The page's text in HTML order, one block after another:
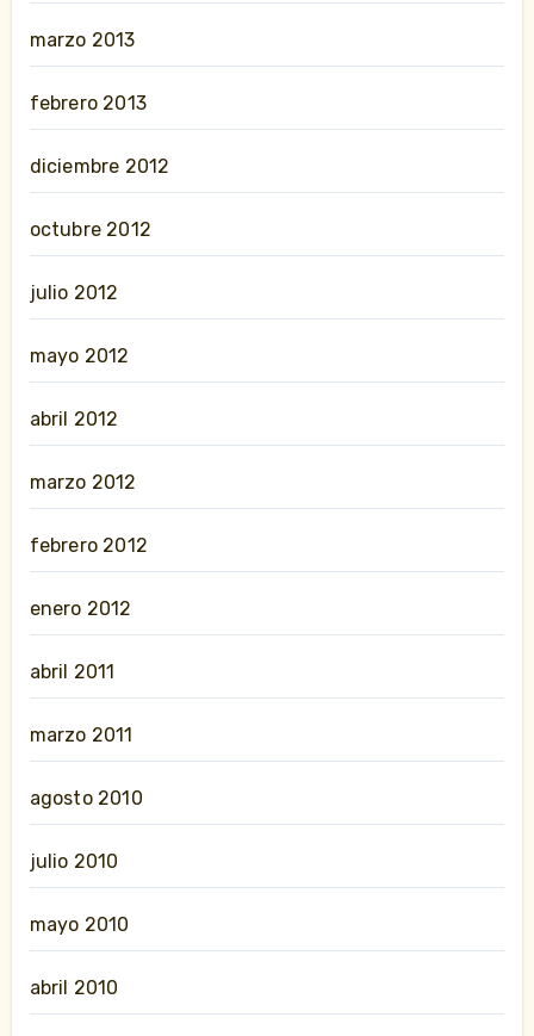
marzo 2013
febrero 2013
diciembre 2012
octubre 2012
julio 2012
mayo 2012
abril 2012
marzo 2012
febrero 2012
enero 2012
abril 2011
marzo 2011
agosto 2010
julio 2010
mayo 2010
abril 2010